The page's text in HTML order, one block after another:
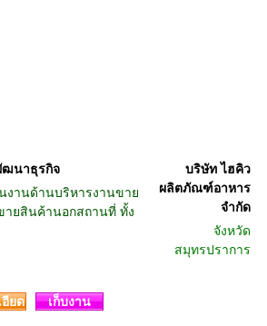
ฒนาธุรกิจ
งานด้านบริหารงานขาย
ายสินค้านอกสถานที่ ทั้ง
บริษัท ไฮคิว
ผลิตภัณฑ์อาหาร
จำกัด
จังหวัด
สมุทรปราการ
อียด เก็บงาน